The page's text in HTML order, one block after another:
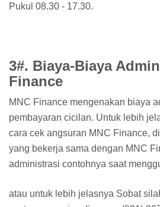
Pukul 08.30 - 17.30.
3#. Biaya-Biaya
Finance
MNC Finance mengenakan biaya
pembayaran cicilan. Untuk lebih
cara cek angsuran MNC Finance,
yang bekerja sama dengan MNC
administrasi contohnya saat
atau untuk lebih jelasnya Sobat